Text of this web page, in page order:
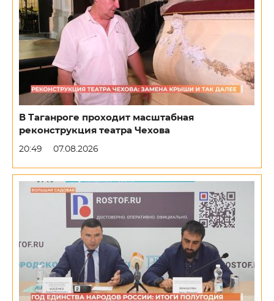
В Таганроге проходит масштабная
реконструкция театра Чехова
20:49 07.08.2026